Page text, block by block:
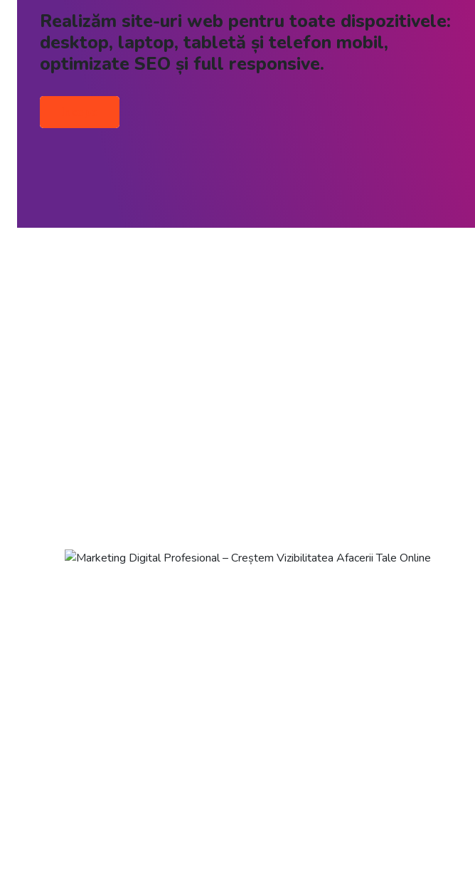
Realizăm site-uri web pentru toate dispozitivele:
desktop, laptop, tabletă și telefon mobil,
optimizate SEO și full responsive.